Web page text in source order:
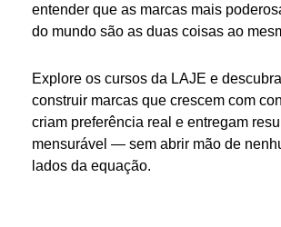
entender que as marcas mais
do mundo são as duas coisas ao
Explore os cursos da LAJE e
construir marcas que crescem com
criam preferência real e entregam
mensurável — sem abrir mão de
lados da equação.